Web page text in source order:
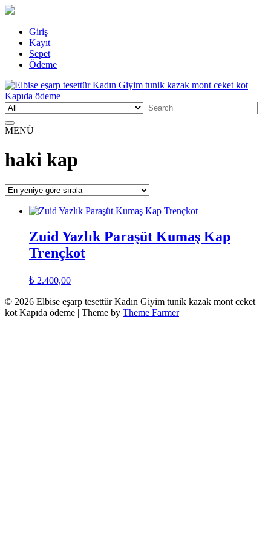
Skip
content
Giriş
Kayıt
Sepet
Ödeme
Elbise eşarp tesettür Kadın Giyim tunik kazak mont ceket kot Kapıda
ödeme
Kadın Giyim üzerine alışveriş sitesi
Search
for:
MENÜ
haki kap
Zuid Yazlık Paraşüt Kumaş Kap
Trençkot
₺ 2.400,00
© 2026 Elbise eşarp tesettür Kadın Giyim tunik kazak mont ceket
kot Kapıda ödeme | Theme by Theme Farmer